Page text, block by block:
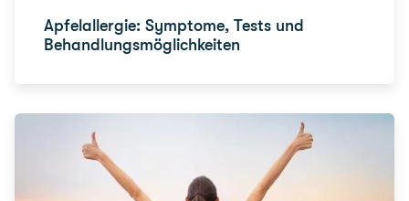
Apfelallergie: Symptome, Tests und
Behandlungsmöglichkeiten